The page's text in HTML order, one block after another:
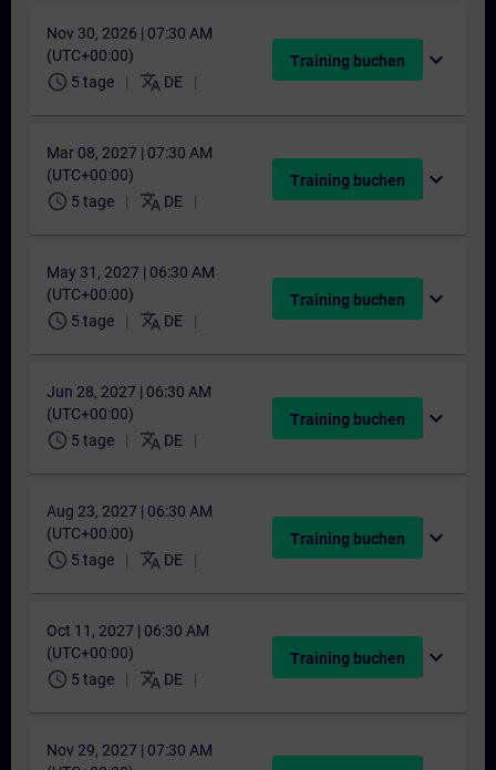
Nov 30, 2026 | 07:30 AM
(UTC+00:00)
schedule 5 tage translate DE
Training buchen expand_more
Mar 08, 2027 | 07:30 AM
(UTC+00:00)
schedule 5 tage translate DE
Training buchen expand_more
May 31, 2027 | 06:30 AM
(UTC+00:00)
schedule 5 tage translate DE
Training buchen expand_more
Jun 28, 2027 | 06:30 AM
(UTC+00:00)
schedule 5 tage translate DE
Training buchen expand_more
Aug 23, 2027 | 06:30 AM
(UTC+00:00)
schedule 5 tage translate DE
Training buchen expand_more
Oct 11, 2027 | 06:30 AM
(UTC+00:00)
schedule 5 tage translate DE
Training buchen expand_more
Nov 29, 2027 | 07:30 AM